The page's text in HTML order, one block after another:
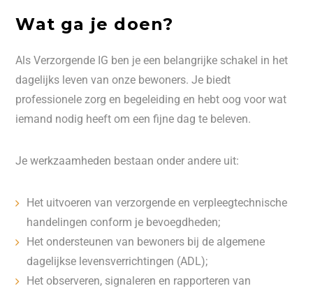
Wat ga je doen?
Als Verzorgende IG ben je een belangrijke schakel in het
dagelijks leven van onze bewoners. Je biedt
professionele zorg en begeleiding en hebt oog voor wat
iemand nodig heeft om een fijne dag te beleven.
Je werkzaamheden bestaan onder andere uit:
Het uitvoeren van verzorgende en verpleegtechnische
handelingen conform je bevoegdheden;
Het ondersteunen van bewoners bij de algemene
dagelijkse levensverrichtingen (ADL);
Het observeren, signaleren en rapporteren van